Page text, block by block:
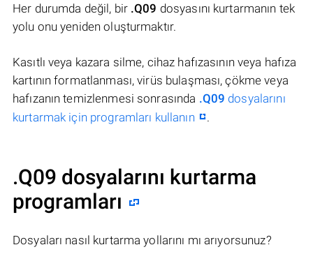
Her durumda değil, bir .Q09 dosyasını kurtarmanın tek
yolu onu yeniden oluşturmaktır.
Kasıtlı veya kazara silme, cihaz hafızasının veya hafıza
kartının formatlanması, virüs bulaşması, çökme veya
hafızanın temizlenmesi sonrasında .Q09 dosyalarını
kurtarmak için programları kullanın
.
.Q09 dosyalarını kurtarma
programları
Dosyaları nasıl kurtarma yollarını mı arıyorsunuz?